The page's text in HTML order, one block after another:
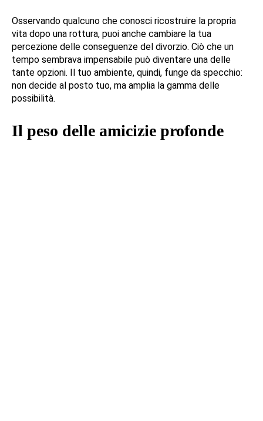
Osservando qualcuno che conosci ricostruire la propria
vita dopo una rottura, puoi anche cambiare la tua
percezione delle conseguenze del divorzio. Ciò che un
tempo sembrava impensabile può diventare una delle
tante opzioni. Il tuo ambiente, quindi, funge da specchio:
non decide al posto tuo, ma amplia la gamma delle
possibilità.
Il peso delle amicizie profonde